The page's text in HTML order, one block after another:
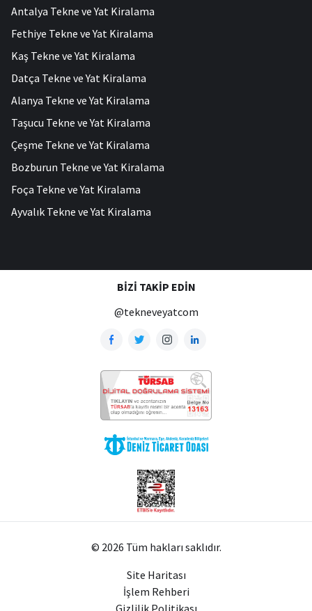
Antalya Tekne ve Yat Kiralama
Fethiye Tekne ve Yat Kiralama
Kaş Tekne ve Yat Kiralama
Datça Tekne ve Yat Kiralama
Alanya Tekne ve Yat Kiralama
Taşucu Tekne ve Yat Kiralama
Çeşme Tekne ve Yat Kiralama
Bozburun Tekne ve Yat Kiralama
Foça Tekne ve Yat Kiralama
Ayvalık Tekne ve Yat Kiralama
BIZI TAKIP EDIN
@tekneveyatcom
© 2026 Tüm hakları saklıdır.
Site Haritası
İşlem Rehberi